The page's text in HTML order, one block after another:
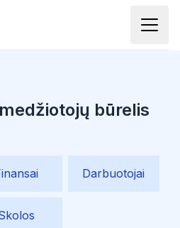
būrelis
Darbuotojai